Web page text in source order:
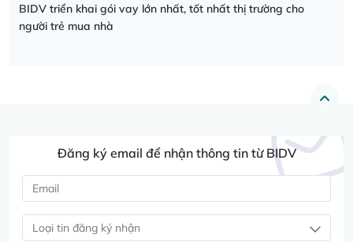
BIDV triển khai gói vay lớn nhất, tốt nhất thị trường cho
người trẻ mua nhà
Đăng ký email để nhận thông tin từ BIDV
Loại tin đăng ký nhận